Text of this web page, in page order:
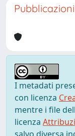
I metadati
con licenza
mentre i file
licenza